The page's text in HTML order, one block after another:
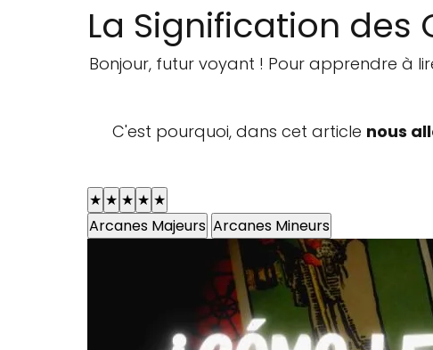
La Signification des
Bonjour, futur voyant ! Pour apprendre à
C'est pourquoi, dans cet article nous
★ ★ ★ ★ ★
Arcanes Majeurs Arcanes Mineurs